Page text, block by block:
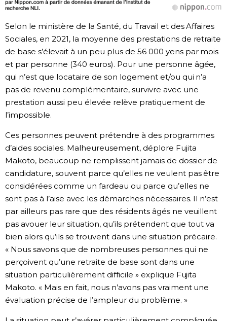
Selon le ministère de la Santé, du Travail et des Affaires
Sociales, en 2021, la moyenne des prestations de retraite
de base s’élevait à un peu plus de 56 000 yens par mois
et par personne (340 euros). Pour une personne âgée,
qui n’est que locataire de son logement et/ou qui n’a
pas de revenu complémentaire, survivre avec une
prestation aussi peu élevée relève pratiquement de
l’impossible.
Ces personnes peuvent prétendre à des programmes
d’aides sociales. Malheureusement, déplore Fujita
Makoto, beaucoup ne remplissent jamais de dossier de
candidature, souvent parce qu’elles ne veulent pas être
considérées comme un fardeau ou parce qu’elles ne
sont pas à l’aise avec les démarches nécessaires. Il n’est
par ailleurs pas rare que des résidents âgés ne veuillent
pas avouer leur situation, qu’ils prétendent que tout va
bien alors qu’ils se trouvent dans une situation précaire.
« Nous savons que de nombreuses personnes qui ne
perçoivent qu’une retraite de base sont dans une
situation particulièrement difficile » explique Fujita
Makoto. « Mais en fait, nous n’avons pas vraiment une
évaluation précise de l’ampleur du problème. »